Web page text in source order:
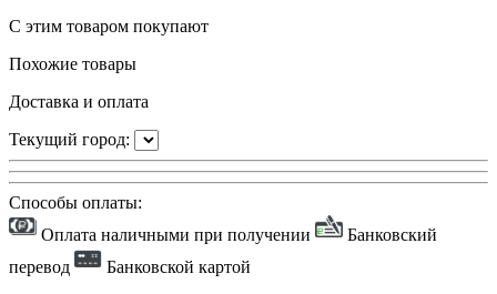
С этим товаром покупают
Похожие товары
Доставка и оплата
Текущий город:
Способы оплаты:
Оплата наличными при получении
Банковский
перевод
Банковской картой